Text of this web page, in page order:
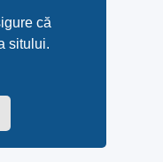
că
sitului.